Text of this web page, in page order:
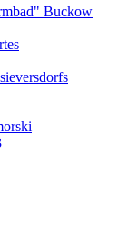
Buckow